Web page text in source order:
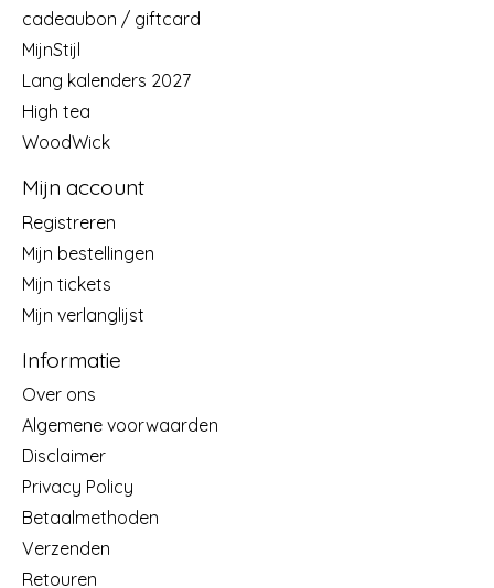
cadeaubon / giftcard
MijnStijl
Lang kalenders 2027
High tea
WoodWick
Mijn account
Registreren
Mijn bestellingen
Mijn tickets
Mijn verlanglijst
Informatie
Over ons
Algemene voorwaarden
Disclaimer
Privacy Policy
Betaalmethoden
Verzenden
Retouren